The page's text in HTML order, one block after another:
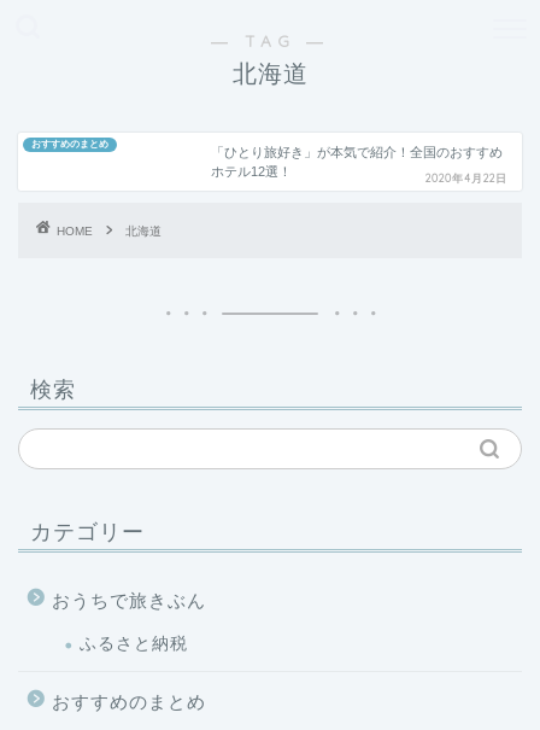
― TAG ―
北海道
おすすめのまとめ
「ひとり旅好き」が本気で紹介！全国のおすすめ
ホテル12選！
2020年4月22日
HOME 北海道
検索
カテゴリー
おうちで旅きぶん
ふるさと納税
おすすめのまとめ